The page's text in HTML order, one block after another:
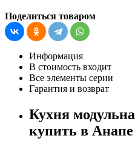
Поделиться товаром
Информация
В стоимость входит
Все элементы серии
Гарантия и возврат
Кухня
купить в Анапе